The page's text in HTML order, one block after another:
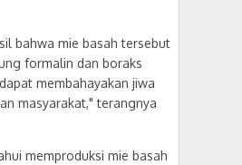
bahwa mie basah tersebut
formalin dan boraks
membahayakan jiwa
masyarakat," terangnya
memproduksi mie basah